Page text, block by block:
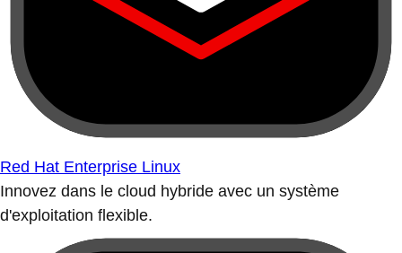
Red Hat Enterprise Linux
Innovez dans le cloud hybride avec un système
d'exploitation flexible.